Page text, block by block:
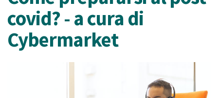
covid? - a cura di
Cybermarket